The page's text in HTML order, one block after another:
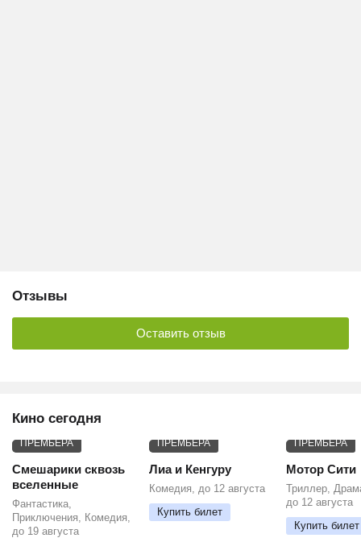
Отзывы
Оставить отзыв
Кино сегодня
ПРЕМЬЕРА
Смешарики сквозь
вселенные
Фантастика,
Приключения, Комедия,
до 19 августа
ПРЕМЬЕРА
Лиа и Кенгуру
Комедия, до 12 августа
Купить билет
ПРЕМЬЕРА
Мотор Сити
Триллер,
до 12 августа
Купить билет